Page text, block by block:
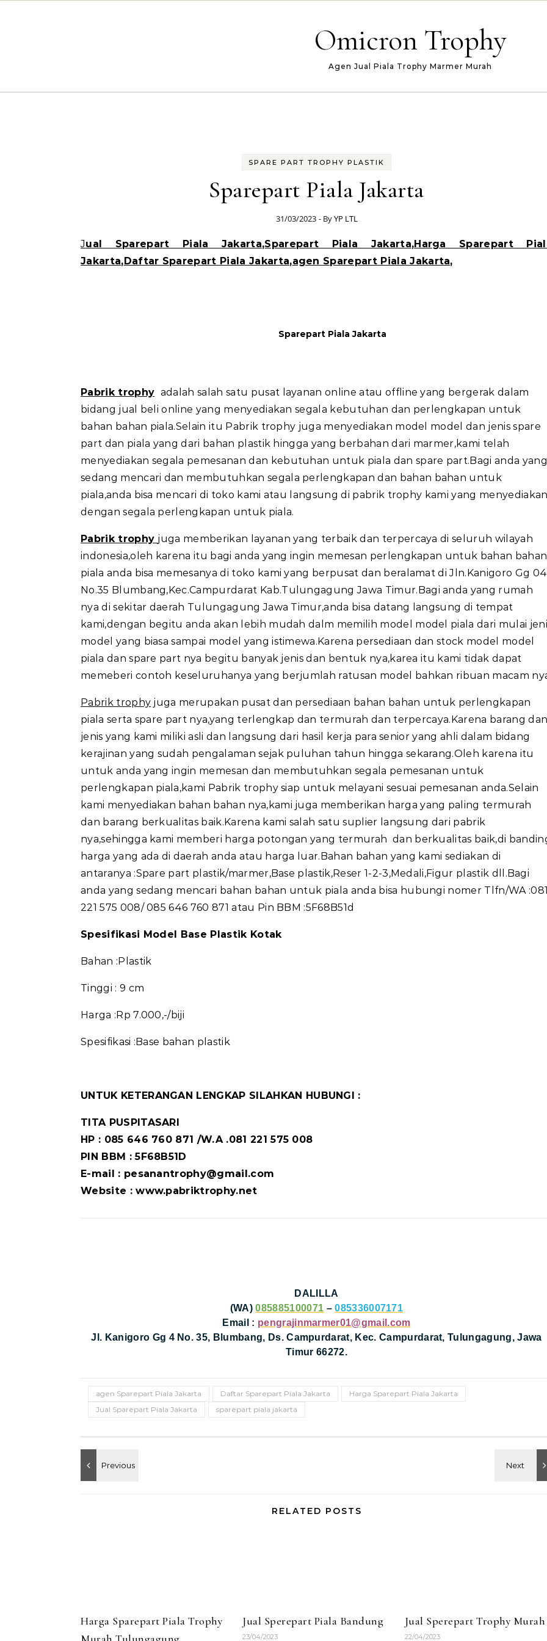
Omicron Trophy
Agen Jual Piala Trophy Marmer Murah
SPARE PART TROPHY PLASTIK
Sparepart Piala Jakarta
31/03/2023 - ByYP LTL
Jual Sparepart Piala Jakarta,Sparepart Piala Jakarta,Harga Sparepart
Jakarta,Daftar Sparepart Piala Jakarta,agen Sparepart Piala Jakarta,
Sparepart Piala Jakarta
Pabrik trophy adalah salah satu pusat layanan online atau offline yang bergerak dalam
bidang jual beli online yang menyediakan segala kebutuhan dan perlengkapan untuk
bahan bahan piala.Selain itu Pabrik trophy juga menyediakan model model dan jenis spare
part dan piala yang dari bahan plastik hingga yang berbahan dari marmer,kami telah
menyediakan segala pemesanan dan kebutuhan untuk piala dan spare part.Bagi anda yang
sedang mencari dan membutuhkan segala perlengkapan dan bahan bahan untuk
piala,anda bisa mencari di toko kami atau langsung di pabrik trophy kami yang menyediakan
dengan segala perlengkapan untuk piala.
Pabrik trophy juga memberikan layanan yang terbaik dan terpercaya di seluruh wilayah
indonesia,oleh karena itu bagi anda yang ingin memesan perlengkapan untuk bahan bahan
piala anda bisa memesanya di toko kami yang berpusat dan beralamat di Jln.Kanigoro Gg 04
No.35 Blumbang,Kec.Campurdarat Kab.Tulungagung Jawa Timur.Bagi anda yang rumah
nya di sekitar daerah Tulungagung Jawa Timur,anda bisa datang langsung di tempat
kami,dengan begitu anda akan lebih mudah dalm memilih model model piala dari mulai
model yang biasa sampai model yang istimewa.Karena persediaan dan stock model model
piala dan spare part nya begitu banyak jenis dan bentuk nya,karea itu kami tidak dapat
memeberi contoh keseluruhanya yang berjumlah ratusan model bahkan ribuan macam
Pabrik trophy juga merupakan pusat dan persediaan bahan bahan untuk perlengkapan
piala serta spare part nya,yang terlengkap dan termurah dan terpercaya.Karena barang dan
jenis yang kami miliki asli dan langsung dari hasil kerja para senior yang ahli dalam bidang
kerajinan yang sudah pengalaman sejak puluhan tahun hingga sekarang.Oleh karena itu
untuk anda yang ingin memesan dan membutuhkan segala pemesanan untuk
perlengkapan piala,kami Pabrik trophy siap untuk melayani sesuai pemesanan anda.Selain
kami menyediakan bahan bahan nya,kami juga memberikan harga yang paling termurah
dan barang berkualitas baik.Karena kami salah satu suplier langsung dari pabrik
nya,sehingga kami memberi harga potongan yang termurah dan berkualitas baik,di
harga yang ada di daerah anda atau harga luar.Bahan bahan yang kami sediakan di
antaranya :Spare part plastik/marmer,Base plastik,Reser 1-2-3,Medali,Figur plastik dll.Bagi
anda yang sedang mencari bahan bahan untuk piala anda bisa hubungi nomer Tlfn/WA :081
221 575 008/ 085 646 760 871 atau Pin BBM :5F68B51d
Spesifikasi Model Base Plastik Kotak
Bahan :Plastik
Tinggi : 9 cm
Harga :Rp 7.000,-/biji
Spesifikasi :Base bahan plastik
UNTUK KETERANGAN LENGKAP SILAHKAN HUBUNGI :
TITA PUSPITASARI
HP : 085 646 760 871 /W.A .081 221 575 008
PIN BBM : 5F68B51D
E-mail : pesanantrophy@gmail.com
Website : www.pabriktrophy.net
DALILLA
(WA)085885100071 –085336007171
Email : pengrajinmarmer01@gmail.com
Jl. Kanigoro Gg 4 No. 35, Blumbang, Ds. Campurdarat, Kec. Campurdarat, Tulungagung, Jawa
Timur 66272.
agen Sparepart Piala Jakarta Daftar Sparepart Piala Jakarta
Harga Sparepart Piala Jakarta
Jual Sparepart Piala Jakarta
sparepart piala jakarta
RELATED POSTS
Harga Sparepart Piala Trophy
Jual Sperepart Piala Bandung
23/04/2023
Jual Sperepart Trophy Murah
22/04/2023